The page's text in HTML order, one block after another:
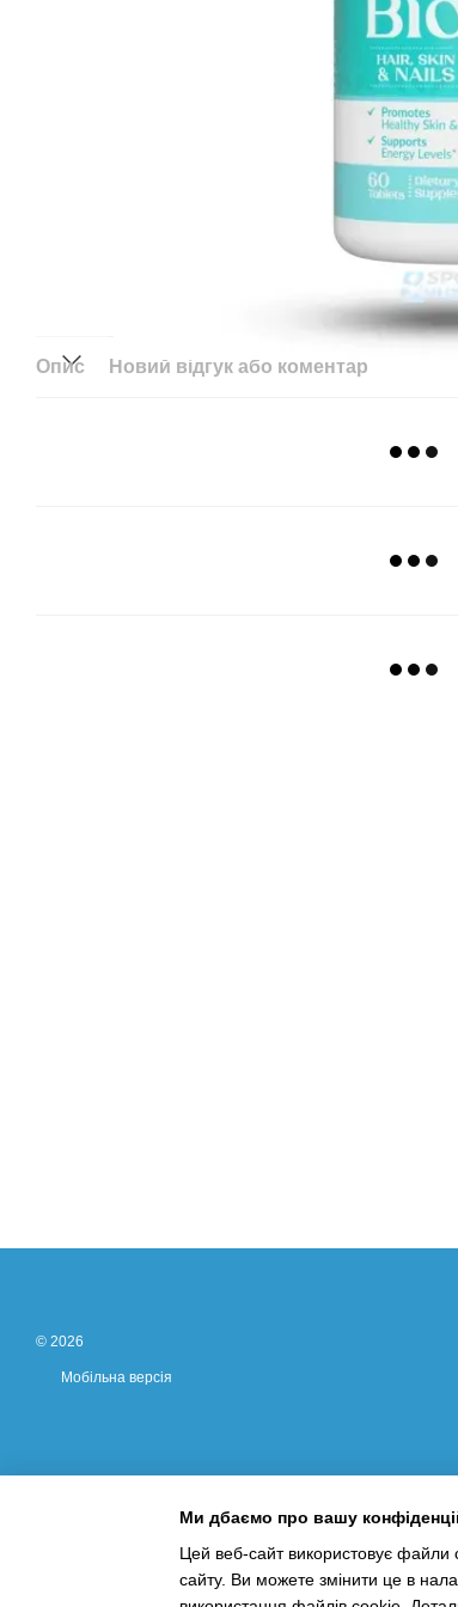
Опис Новий відгук або коментар
© 2026
Мобільна версія
Ми дбаємо про вашу
Цей веб-сайт використовує файли
сайту. Ви можете змінити це в